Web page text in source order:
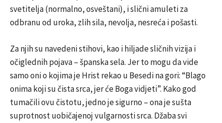
svetitelja (normalno, osveštani), i slični amuleti za
odbranu od uroka, zlih sila, nevolja, nesreća i pošasti.
Za njih su navedeni stihovi, kao i hiljade sličnih vizija i
očiglednih pojava – španska sela. Jer to mogu da vide
samo oni o kojima je Hrist rekao u Besedi na gori: “Blago
onima koji su čista srca, jer će Boga vidjeti”. Kako god
tumačili ovu čistotu, jedno je sigurno – ona je sušta
suprotnost uobičajenoj vulgarnosti srca. Džaba svi